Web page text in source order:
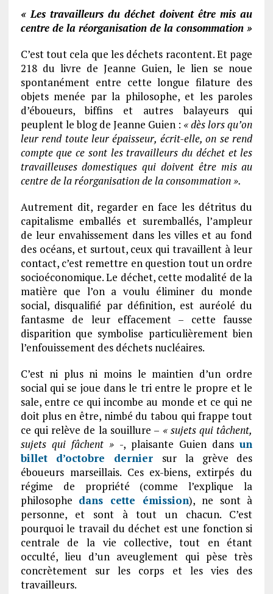
« Les travailleurs du déchet doivent être mis au
centre de la réorganisation de la consommation »
C’est tout cela que les déchets racontent. Et page
218 du livre de Jeanne Guien, le lien se noue
spontanément entre cette longue filature des
objets menée par la philosophe, et les paroles
d’éboueurs, biffins et autres balayeurs qui
peuplent le blog de Jeanne Guien : « dès lors qu’on
leur rend toute leur épaisseur, écrit-elle, on se rend
compte que ce sont les travailleurs du déchet et les
travailleuses domestiques qui doivent être mis au
centre de la réorganisation de la consommation ».
Autrement dit, regarder en face les détritus du
capitalisme emballés et suremballés, l’ampleur
de leur envahissement dans les villes et au fond
des océans, et surtout, ceux qui travaillent à leur
contact, c’est remettre en question tout un ordre
socioéconomique. Le déchet, cette modalité de la
matière que l’on a voulu éliminer du monde
social, disqualifié par définition, est auréolé du
fantasme de leur effacement – cette fausse
disparition que symbolise particulièrement bien
l’enfouissement des déchets nucléaires.
C’est ni plus ni moins le maintien d’un ordre
social qui se joue dans le tri entre le propre et le
sale, entre ce qui incombe au monde et ce qui ne
doit plus en être, nimbé du tabou qui frappe tout
ce qui relève de la souillure – « sujets qui tâchent,
sujets qui fâchent » -, plaisante Guien dansun
billet d’octobre dernier sur la grève des
éboueurs marseillais. Ces ex-biens, extirpés du
régime de propriété (comme l’explique la
philosophe dans cette émission), ne sont à
personne, et sont à tout un chacun. C’est
pourquoi le travail du déchet est une fonction si
centrale de la vie collective, tout en étant
occulté, lieu d’un aveuglement qui pèse très
concrètement sur les corps et les vies des
travailleurs.